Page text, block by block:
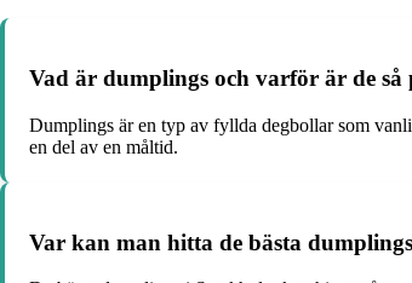
Vad är dumplings och varför är de
Dumplings är en typ av fyllda degbollar som
en del av en måltid.
Var kan man hitta de bästa